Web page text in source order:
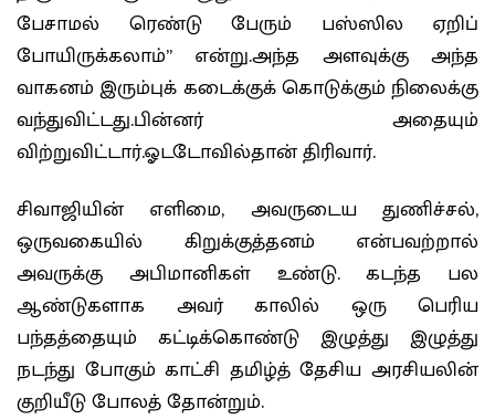
பேசாமல் ரெண்டு பேரும் பஸ்ஸில ஏறிப்
போயிருக்கலாம்” என்று.அந்த அளவுக்கு அந்த
வாகனம் இரும்புக் கடைக்குக் கொடுக்கும் நிலைக்கு
வந்துவிட்டது.பின்னர் அதையும்
விற்றுவிட்டார்.ஓடடோவில்தான் திரிவார்.
சிவாஜியின் எளிமை, அவருடைய துணிச்சல்,
ஒருவகையில் கிறுக்குத்தனம் என்பவற்றால்
அவருக்கு அபிமானிகள் உண்டு. கடந்த பல
ஆண்டுகளாக அவர் காலில் ஒரு பெரிய
பந்தத்தையும் கட்டிக்கொண்டு இழுத்து இழுத்து
நடந்து போகும் காட்சி தமிழ்த் தேசிய அரசியலின்
குறியீடு போலத் தோன்றும்.